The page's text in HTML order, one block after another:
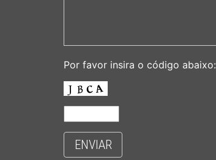
Por favor insira o código abaixo:
ENVIAR